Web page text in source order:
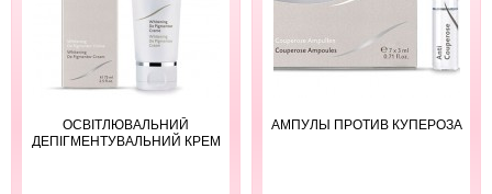
ОСВІТЛЮВАЛЬНИЙ
ДЕПІГМЕНТУВАЛЬНИЙ КРЕМ
АМПУЛЫ ПРОТИВ КУПЕРОЗА